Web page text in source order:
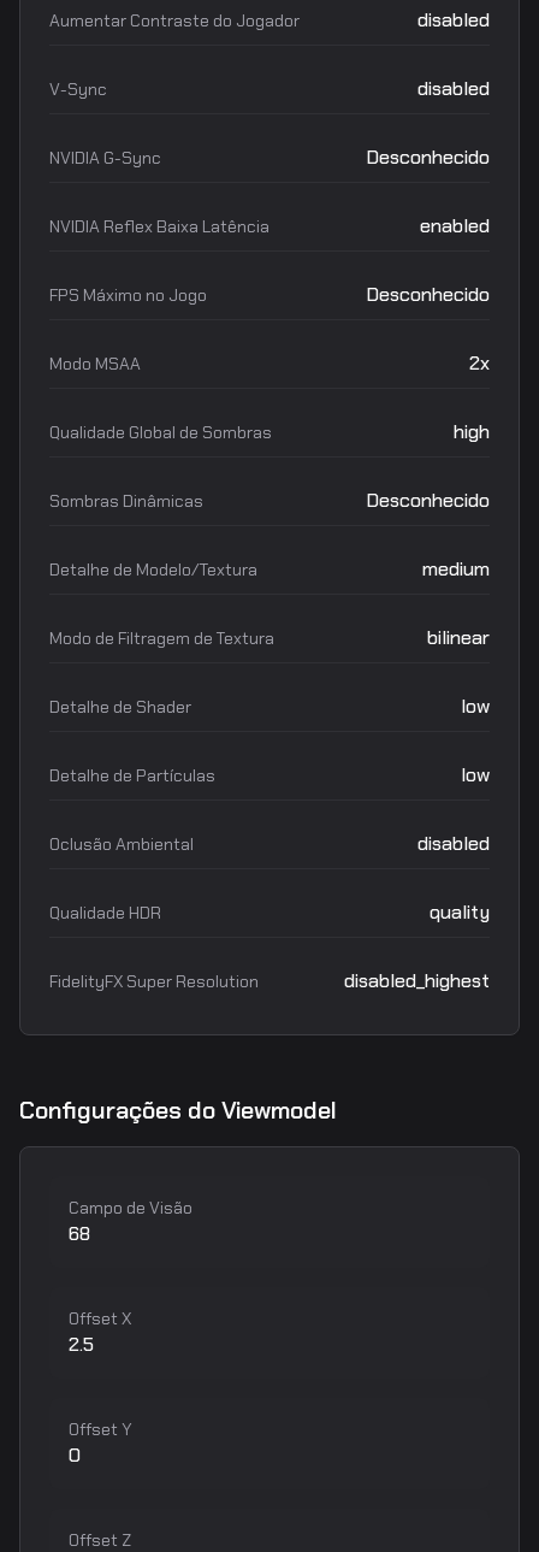
Aumentar Contraste do Jogador disabled
V-Sync disabled
NVIDIA G-Sync Desconhecido
NVIDIA Reflex Baixa Latência enabled
FPS Máximo no Jogo Desconhecido
Modo MSAA 2x
Qualidade Global de Sombras high
Sombras Dinâmicas Desconhecido
Detalhe de Modelo/Textura medium
Modo de Filtragem de Textura bilinear
Detalhe de Shader low
Detalhe de Partículas low
Oclusão Ambiental disabled
Qualidade HDR quality
FidelityFX Super Resolution disabled_highest
Configurações do Viewmodel
Campo de Visão
68
Offset X
2.5
Offset Y
0
Offset Z